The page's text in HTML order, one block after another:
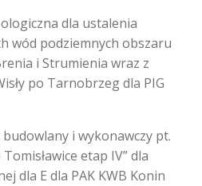
dla ustalenia
wód podziemnych obszaru
i Strumienia wraz z
po Tarnobrzeg dla PIG
i wykonawczy pt.
etap IV” dla
dla E dla PAK KWB Konin